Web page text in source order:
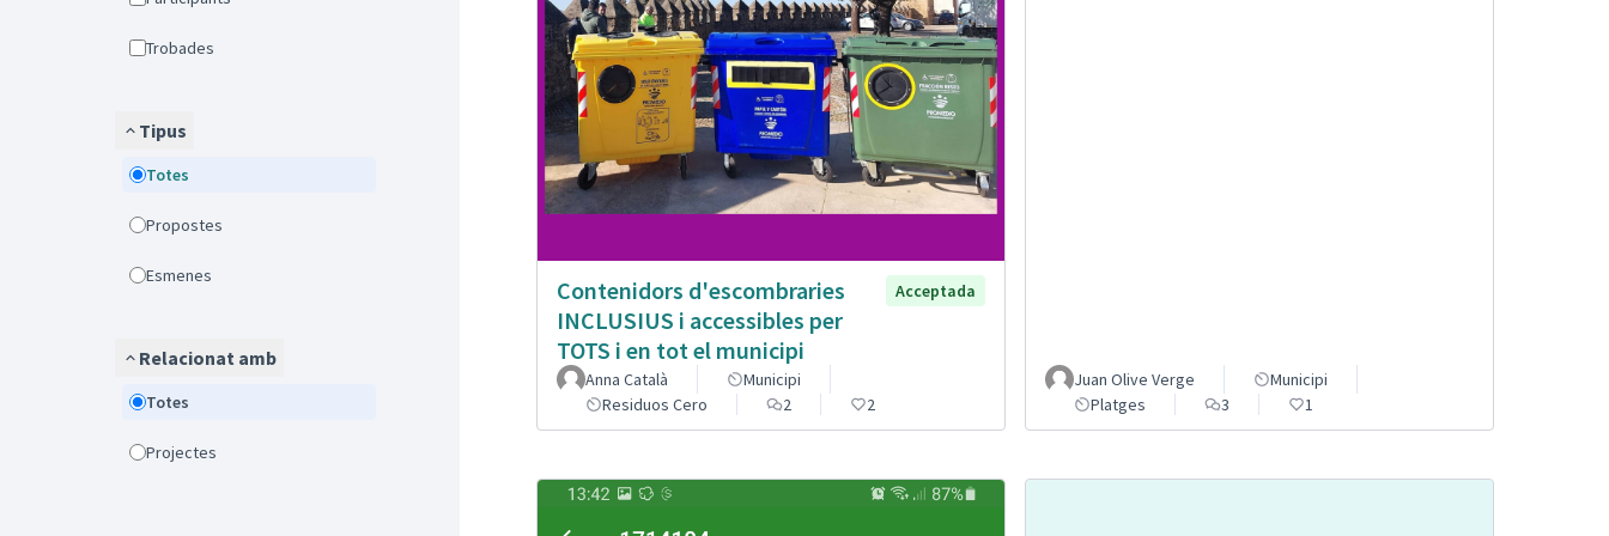
Trobades
Tipus
Totes
Propostes
Esmenes
Relacionat amb
Totes
Projectes
Contenidors d'escombraries
INCLUSIUS i accessibles per
TOTS i en tot el municipi
Acceptada
Anna Català
Municipi
Residuos Cero
2 2
Juan Olive Verge
Municipi
Platges
3 1